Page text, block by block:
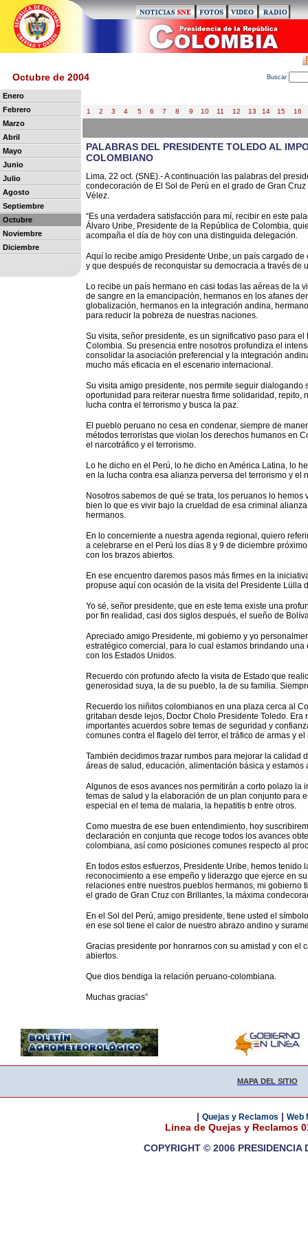
Octubre de 2004 Buscar
Enero
Febrero
Marzo
Abril
Mayo
Junio
Julio
Agosto
Septiembre
Octubre
Noviembre
Diciembre
1 2 3 4 5 6 7 8 9 10 11 12 13 14 15 16
PALABRAS DEL PRESIDENTE TOLEDO AL
COLOMBIANO
Lima, 22 oct. (SNE).- A continuación las palabras del
condecoración de El Sol de Perú en el grado de Gran
Vélez.
“Es una verdadera satisfacción para mí, recibir en este
Álvaro Uribe, Presidente de la República de Colombia,
acompaña el día de hoy con una distinguida delegación.
Aquí lo recibe amigo Presidente Uribe, un país cargado
y que después de reconquistar su democracia a través de
Lo recibe un país hermano en casi todas las aéreas de la
de sangre en la emancipación, hermanos en los afanes
globalización, hermanos en la integración andina,
para reducir la pobreza de nuestras naciones.
Su visita, señor presidente, es un significativo paso para
Colombia. Su presencia entre nosotros profundiza el
consolidar la asociación preferencial y la integración
mucho más eficacia en el escenario internacional.
Su visita amigo presidente, nos permite seguir
oportunidad para reiterar nuestra firme solidaridad,
lucha contra el terrorismo y busca la paz.
El pueblo peruano no cesa en condenar, siempre de
métodos terroristas que violan los derechos humanos en
el narcotráfico y el terrorismo.
Lo he dicho en el Perú, lo he dicho en América Latina, lo
en la lucha contra esa alianza perversa del terrorismo y el
Nosotros sabemos de qué se trata, los peruanos lo
bien lo que es vivir bajo la crueldad de esa criminal
hermanos.
En lo concerniente a nuestra agenda regional, quiero
a celebrarse en el Perú los días 8 y 9 de diciembre
con los brazos abiertos.
En ese encuentro daremos pasos más firmes en la
propuse aquí con ocasión de la visita del Presidente Lülla
Yo sé, señor presidente, que en este tema existe una
por fin realidad, casi dos siglos después, el sueño de
Apreciado amigo Presidente, mi gobierno y yo
estratégico comercial, para lo cual estamos brindando
con los Estados Unidos.
Recuerdo con profundo afecto la visita de Estado que
generosidad suya, la de su pueblo, la de su familia.
Recuerdo los niñitos colombianos en una plaza cerca al
gritaban desde lejos, Doctor Cholo Presidente Toledo.
importantes acuerdos sobre temas de seguridad y
comunes contra el flagelo del terror, el tráfico de armas y el
También decidimos trazar rumbos para mejorar la calidad
áreas de salud, educación, alimentación básica y estamos
Algunos de esos avances nos permitirán a corto polazo
temas de salud y la elaboración de un plan conjunto para
especial en el tema de malaria, la hepatitis b entre otros.
Como muestra de ese buen entendimiento, hoy
declaración en conjunta que recoge todos los avances
colombiana, así como posiciones comunes respecto al
En todos estos esfuerzos, Presidente Uribe, hemos
reconocimiento a ese empeño y liderazgo que ejerce en
relaciones entre nuestros pueblos hermanos, mi gobierno
el grado de Gran Cruz con Brillantes, la máxima
En el Sol del Perú, amigo presidente, tiene usted el
en ese sol tiene el calor de nuestro abrazo andino y
Gracias presidente por honrarnos con su amistad y con el
abiertos.
Que dios bendiga la relación peruano-colombiana.
Muchas gracias”
MAPA DEL SITIO
| Quejas y Reclamos | Web
Linea de Quejas y Reclamos
COPYRIGHT © 2006 PRESIDENCIA